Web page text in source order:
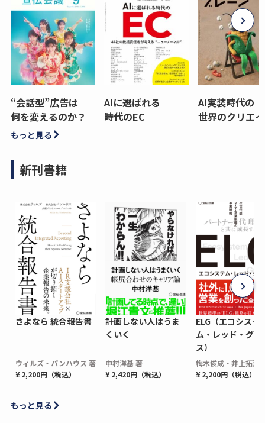
“会話型”広告は
何を変えるのか？
AIに選ばれる
時代のEC
AI実装時代の
世界のクリエ
もっと見る
新刊書籍
さよなら 統合報告書
ウィルズ・パンハウス 著
¥ 2,200円（税込）
計画しない人はうま
くいく
中村洋基 著
¥ 2,420円（税込）
ELG（エコシステ
ム・レッド・グロ
ス）
梅木俊成・井上拓海
¥ 2,200円（税込）
もっと見る